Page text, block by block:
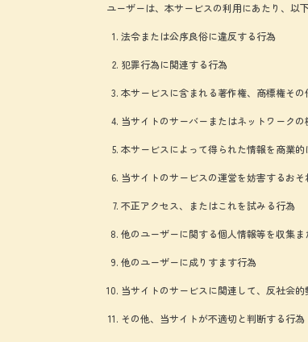
ユーザーは、本サービスの利用にあたり、以
法令または公序良俗に違反する行為
犯罪行為に関連する行為
本サービスに含まれる著作権、商標権そ
当サイトのサーバーまたはネットワーク
本サービスによって得られた情報を商業
当サイトのサービスの運営を妨害するお
不正アクセス、またはこれを試みる行為
他のユーザーに関する個人情報等を収集
他のユーザーに成りすます行為
当サイトのサービスに関連して、反社会
その他、当サイトが不適切と判断する行為